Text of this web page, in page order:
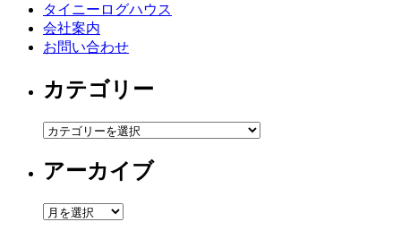
タイニーログハウス
会社案内
お問い合わせ
カテゴリー
カ
ゴ
ー
アーカイブ
ア